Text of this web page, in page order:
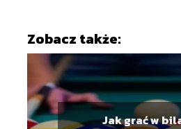
Zobacz także:
Jak grać w